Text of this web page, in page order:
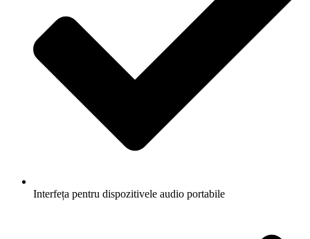
Interfeța pentru dispozitivele audio portabile